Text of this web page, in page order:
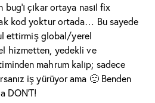
bug’ı çıkar ortaya nasıl fix
kod yoktur ortada… Bu sayede
ettirmiş global/yerel
hizmetten, yedekli ve
mahrum kalıp; sadece
iş yürüyor ama 🙂 Benden
DON’T!